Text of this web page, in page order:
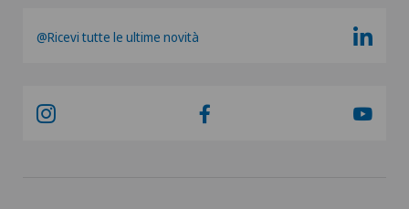
@Ricevi tutte le ultime novità